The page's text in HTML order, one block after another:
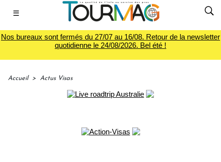
☰
Nos bureaux sont fermés du 27/07 au 16/08. Retour de la newsletter
quotidienne le 24/08/2026. Bel été !
Accueil > Actus Visas